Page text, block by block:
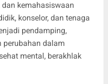
kemahasiswaan
konselor, dan tenaga
pendamping,
perubahan dalam
mental, berakhlak